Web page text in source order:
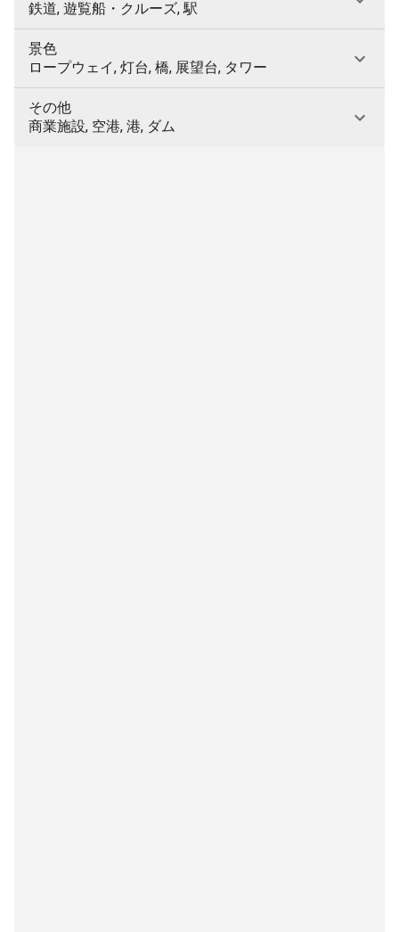
鉄道, 遊覧船・クルーズ, 駅
景色
ロープウェイ, 灯台, 橋, 展望台, タワー
その他
商業施設, 空港, 港, ダム